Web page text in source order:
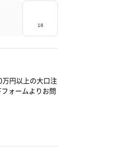
円以上の大口注
ォームよりお問